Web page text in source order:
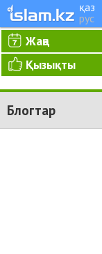
қаз
рус
Жаңа
Қызықты
Блогтар